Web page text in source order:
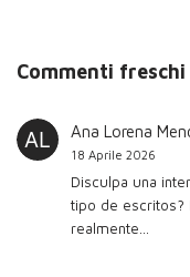
Commenti freschi
Ana Lorena
18 Aprile 2026
Disculpa una
tipo de escritos?
realmente…